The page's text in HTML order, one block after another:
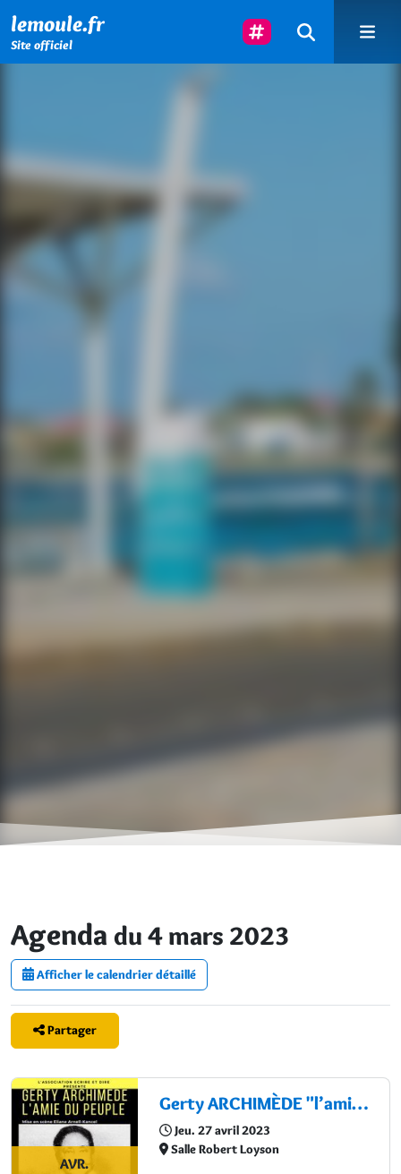
lemoule.fr
Site officiel
Suivez-Nous
Agenda du 4 mars 2023
Afficher le calendrier détaillé
Partager
AVR.
Gerty ARCHIMÈDE "l’amie du peuple"
Jeu. 27 avril 2023
Salle Robert Loyson